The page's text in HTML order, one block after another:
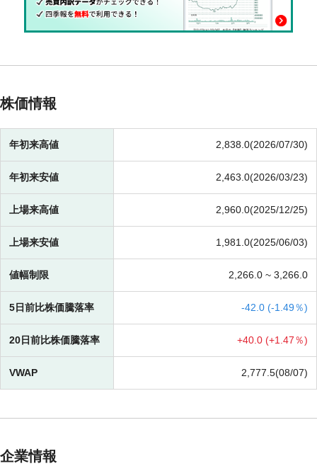
株価情報
年初来高値 2,838.0(2026/07/30)
年初来安値 2,463.0(2026/03/23)
上場来高値 2,960.0(2025/12/25)
上場来安値 1,981.0(2025/06/03)
値幅制限 2,266.0 ~ 3,266.0
5日前比株価騰落率 -42.0 (-1.49％)
20日前比株価騰落率 +40.0 (+1.47％)
VWAP 2,777.5(08/07)
企業情報